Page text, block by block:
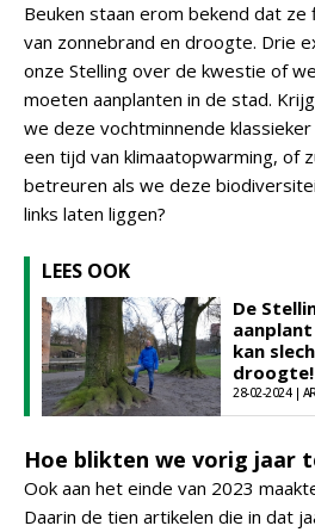
Beuken staan erom bekend dat ze
van zonnebrand en droogte. Drie
onze Stelling over de kwestie of
moeten aanplanten in de stad.
we deze vochtminnende
een tijd van klimaatopwarming, of
betreuren als we deze
links laten liggen?
LEES OOK
De
kan
droogte!
28-02-2024 |
Hoe blikten we vorig jaar
Ook aan het einde van 2023
Daarin de tien artikelen die in dat